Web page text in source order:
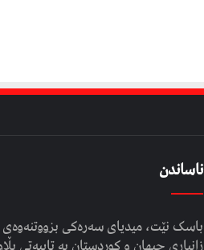
ناساندن
باسک نێت، میدیای سەرەکی بزووتنەوەی